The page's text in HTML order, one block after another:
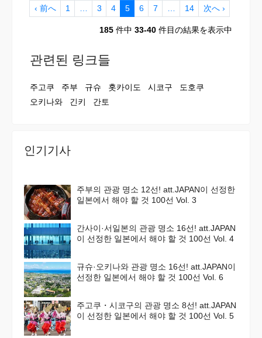
ce～/ 가부키로의 초대 -
～감상과 체험-～' 리포트
‹ 前へ 1 3 4 5 6 7 14 次へ ›
185 件中 33-40 件目の結果を表示中
관련된 링크들
주고쿠 주부 규슈 홋카이도 시코구
도호쿠
오키나와
긴키 간토
인기기사
주부의 관광 명소 12선! att.JAPAN이 선정한
일본에서 해야 할 것 100선 Vol. 3
간사이·서일본의 관광 명소 16선! att.JAPAN
이 선정한 일본에서 해야 할 것 100선 Vol. 4
규슈·오키나와 관광 명소 16선! att.JAPAN이
선정한 일본에서 해야 할 것 100선 Vol. 6
주고쿠・시코구의 관광 명소 8선! att.JAPAN
이 선정한 일본에서 해야 할 것 100선 Vol. 5